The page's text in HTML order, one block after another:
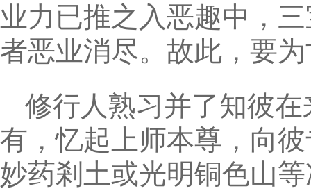
业力已推之入恶趣中，
者恶业消尽。故此，要
修行人熟习并了知彼
有，忆起上师本尊，向
妙药剎土或光明铜色山